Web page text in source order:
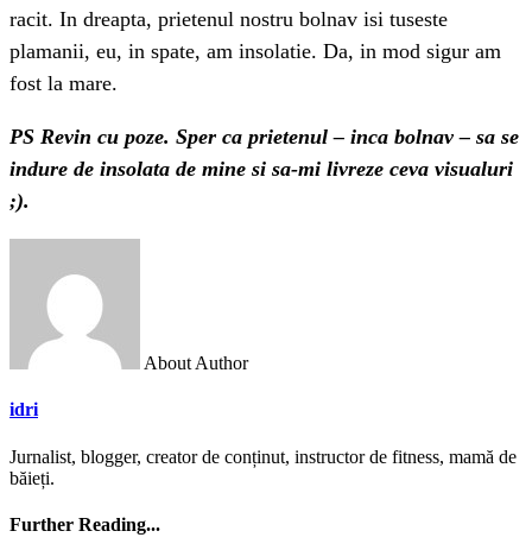
racit. In dreapta, prietenul nostru bolnav isi tuseste
plamanii, eu, in spate, am insolatie. Da, in mod sigur am
fost la mare.
PS Revin cu poze. Sper ca prietenul – inca bolnav – sa se
indure de insolata de mine si sa-mi livreze ceva visualuri
;).
About Author
idri
Jurnalist, blogger, creator de conținut, instructor de fitness, mamă de
băieți.
Further Reading...